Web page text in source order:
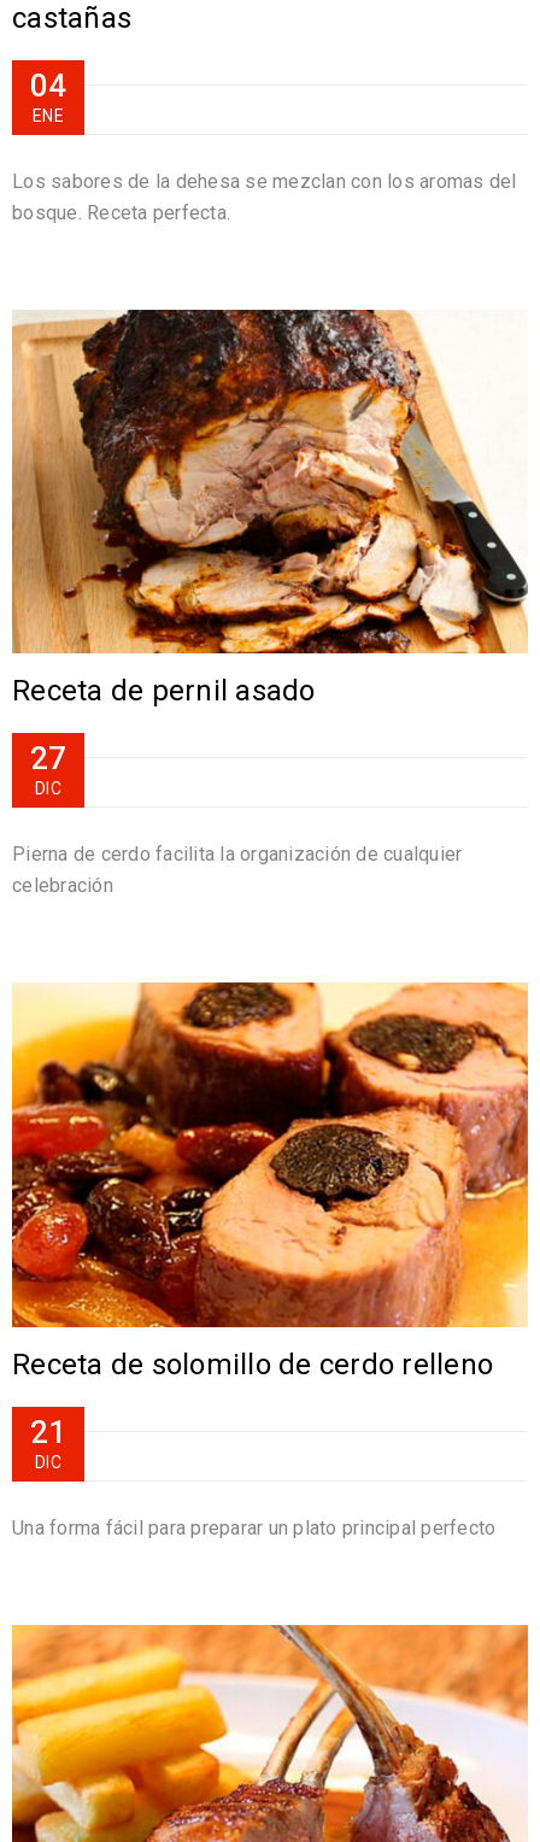
castañas
04
ENE
Los sabores de la dehesa se mezclan con los aromas del
bosque. Receta perfecta.
Receta de pernil asado
27
DIC
Pierna de cerdo facilita la organización de cualquier
celebración
Receta de solomillo de cerdo relleno
21
DIC
Una forma fácil para preparar un plato principal perfecto